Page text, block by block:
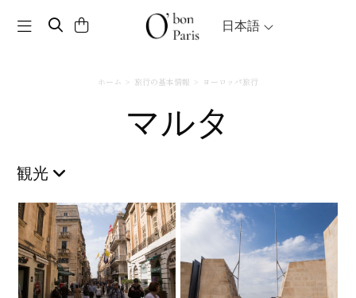
Toggle navigation 日本語
ホーム 旅行の基本情報 ヨーロッパ旅行
マルタ
観光